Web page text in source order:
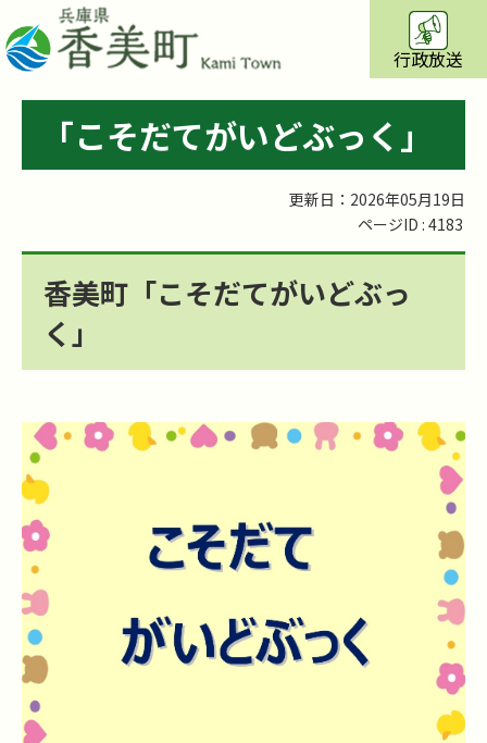
行政放送
「こそだてがいどぶっく」
更新日：2026年05月19日
ページID : 4183
香美町「こそだてがいどぶっ
く」